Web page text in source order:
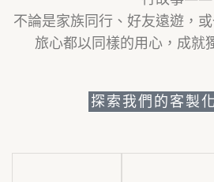
不論是家族同行、好友遠遊，
旅心都以同樣的用心，成就
探索我們的客製